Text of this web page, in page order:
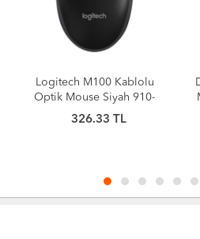
Logitech M100 Kablolu
Optik Mouse Siyah 910-
006652
326.33 TL